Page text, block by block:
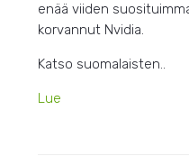
enää viiden
korvannut Nvidia.
Katso suomalaisten..
Lue